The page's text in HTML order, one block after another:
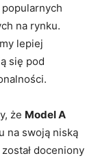
na rynku.
lepiej
się pod
że Model A
na swoją niską
został doceniony